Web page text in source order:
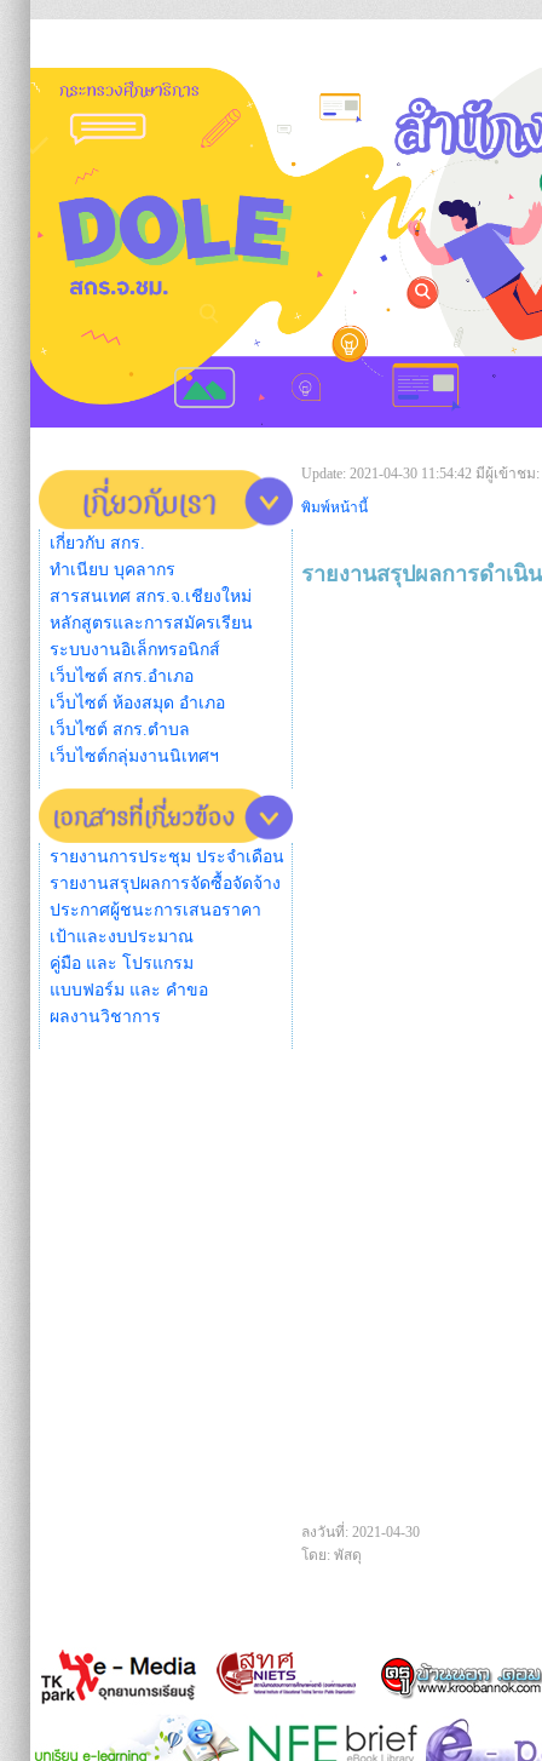
เกี่ยวกับ สกร.
ทำเนียบ บุคลากร
สารสนเทศ สกร.จ.เชียงใหม่
หลักสูตรและการสมัครเรียน
ระบบงานอิเล็กทรอนิกส์
เว็บไซต์ สกร.อำเภอ
เว็บไซต์ ห้องสมุด อำเภอ
เว็บไซต์ สกร.ตำบล
เว็บไซต์กลุ่มงานนิเทศฯ
รายงานการประชุม ประจำเดือน
รายงานสรุปผลการจัดซื้อจัดจ้าง
ประกาศผู้ชนะการเสนอราคา
เป้าและงบประมาณ
คู่มือ และ โปรแกรม
แบบฟอร์ม และ คำขอ
ผลงานวิชาการ
Update: 2021-04-30 11:54:42 มีผู้เข้าชม:
พิมพ์หน้านี้
รายงานสรุปผลการดำเ
ลงวันที่: 2021-04-30
โดย: พัสดุ